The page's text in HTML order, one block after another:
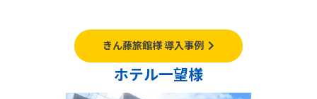
きん藤旅館様 導入事例
ホテル一望様